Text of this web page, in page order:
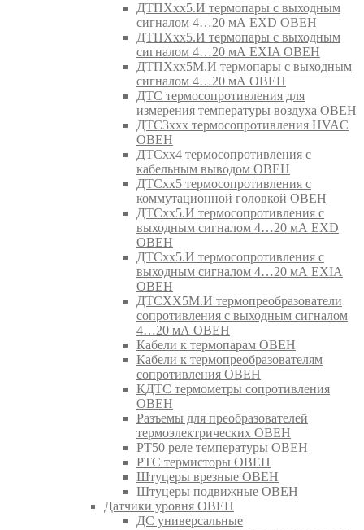
ДТПХхх5.И термопары с выходным
сигналом 4…20 мА EXD ОВЕН
ДТПХхх5.И термопары с выходным
сигналом 4…20 мА EXIA ОВЕН
ДТПХхх5М.И термопары с выходным
сигналом 4…20 мА ОВЕН
ДТС термосопротивления для
измерения температуры воздуха ОВЕН
ДТС3ххх термосопротивления HVAC
ОВЕН
ДТСхх4 термосопротивления с
кабельным выводом ОВЕН
ДТСхх5 термосопротивления с
коммутационной головкой ОВЕН
ДТСхх5.И термосопротивления с
выходным сигналом 4…20 мА EXD
ОВЕН
ДТСхх5.И термосопротивления с
выходным сигналом 4…20 мА EXIA
ОВЕН
ДТСХХ5М.И термопреобразователи
сопротивления с выходным сигналом
4…20 мА ОВЕН
Кабели к термопарам ОВЕН
Кабели к термопреобразователям
сопротивления ОВЕН
КДТС термометры сопротивления
ОВЕН
Разъемы для преобразователей
термоэлектрических ОВЕН
РТ50 реле температуры ОВЕН
РТС термисторы ОВЕН
Штуцеры врезные ОВЕН
Штуцеры подвижные ОВЕН
Датчики уровня ОВЕН
ДС универсальные